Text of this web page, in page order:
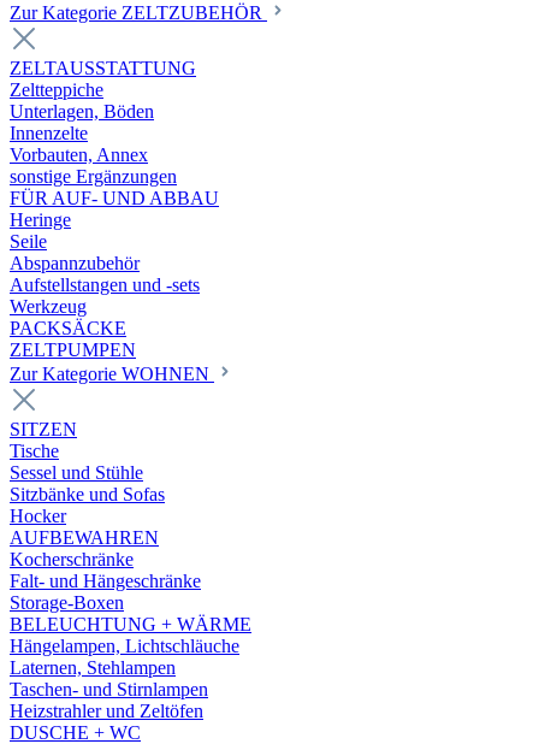
Zur Kategorie ZELTZUBEHÖR
ZELTAUSSTATTUNG
Zeltteppiche
Unterlagen, Böden
Innenzelte
Vorbauten, Annex
sonstige Ergänzungen
FÜR AUF- UND ABBAU
Heringe
Seile
Abspannzubehör
Aufstellstangen und -sets
Werkzeug
PACKSÄCKE
ZELTPUMPEN
Zur Kategorie WOHNEN
SITZEN
Tische
Sessel und Stühle
Sitzbänke und Sofas
Hocker
AUFBEWAHREN
Kocherschränke
Falt- und Hängeschränke
Storage-Boxen
BELEUCHTUNG + WÄRME
Hängelampen, Lichtschläuche
Laternen, Stehlampen
Taschen- und Stirnlampen
Heizstrahler und Zeltöfen
DUSCHE + WC